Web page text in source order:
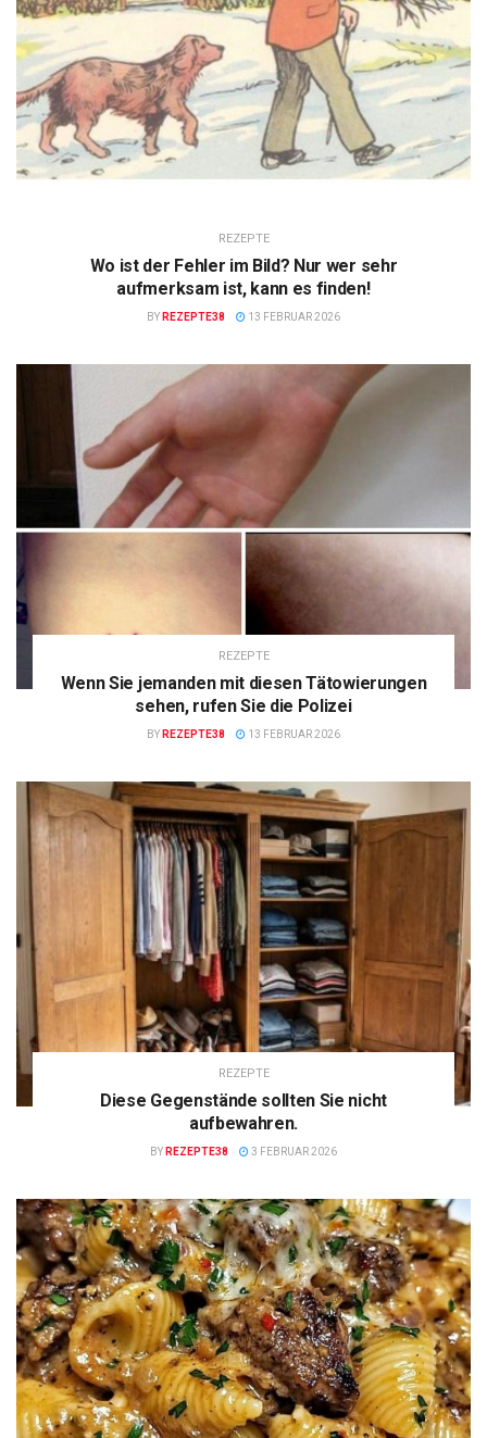
REZEPTE
Wo ist der Fehler im Bild? Nur wer sehr
aufmerksam ist, kann es finden!
BY REZEPTE38 13 FEBRUAR 2026
REZEPTE
Wenn Sie jemanden mit diesen Tätowierungen
sehen, rufen Sie die Polizei
BY REZEPTE38 13 FEBRUAR 2026
REZEPTE
Diese Gegenstände sollten Sie nicht
aufbewahren.
BY REZEPTE38 3 FEBRUAR 2026